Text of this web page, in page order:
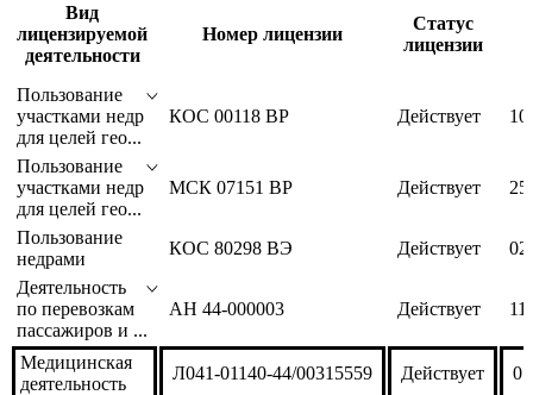
Вид
лицензируемой
деятельности
Номер лицензии
Статус
лицензии
Пользование
участками недр
для целей гео...
КОС 00118 ВР Действует
Пользование
участками недр
для целей гео...
МСК 07151 ВР Действует
Пользование
недрами
КОС 80298 ВЭ Действует
Деятельность
по перевозкам
пассажиров и ...
АН 44-000003 Действует
Медицинская
деятельность
Л041-01140-44/00315559 Действует